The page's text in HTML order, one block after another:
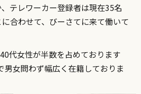
テレワーカー登録者は現在35名
合わせて、びーさてに来て働いて
代女性が半数を占めております
男女問わず幅広く在籍しておりま